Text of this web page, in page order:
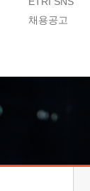
채용공고